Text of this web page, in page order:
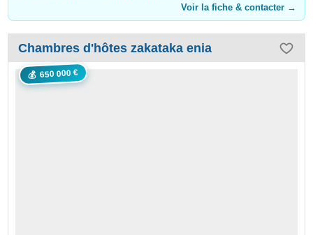
Voir la fiche & contacter →
💰 650 000 €
Chambres d'hôtes zakataka enia